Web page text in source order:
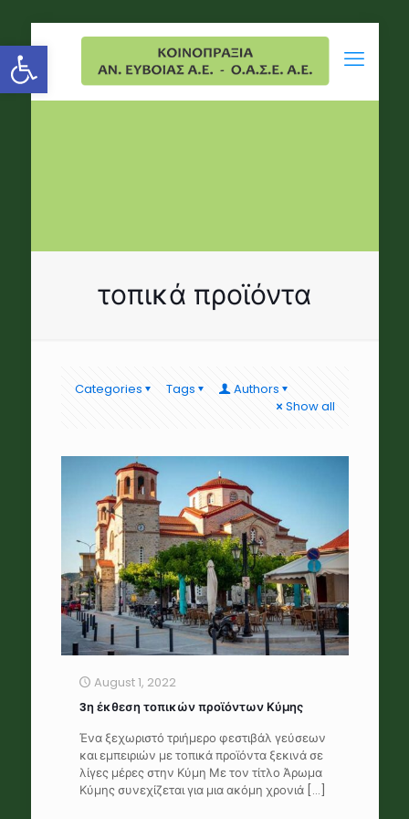
Open toolbar
τοπικά προϊόντα
Categories Tags
Authors
Show all
August 1, 2022
3η έκθεση τοπικών προϊόντων Κύμης
Ένα ξεχωριστό τριήμερο φεστιβάλ γεύσεων
και εμπειριών με τοπικά προϊόντα ξεκινά σε
λίγες μέρες στην Κύμη Με τον τίτλο Άρωμα
Κύμης συνεχίζεται για μια ακόμη χρονιά[…]